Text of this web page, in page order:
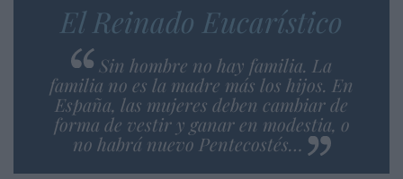
El Reinado Eucarístico
Sin hombre no hay familia. La
familia no es la madre más los hijos. En
España, las mujeres deben cambiar de
forma de vestir y ganar en modestia, o
no habrá nuevo Pentecostés…